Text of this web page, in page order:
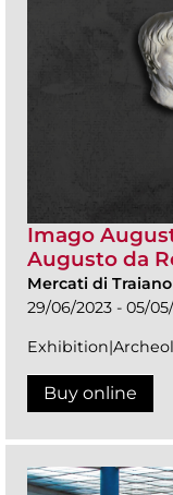
Imago
Augusto da
Mercati di
29/06/2023 - 05/
Buy online